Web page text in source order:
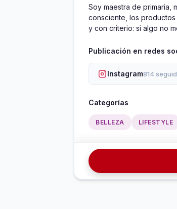
Soy maestra de primaria,
consciente, los
y con criterio: si algo no
Publicación en redes
Instagram814
Categorías
BELLEZA LIFESTYLE